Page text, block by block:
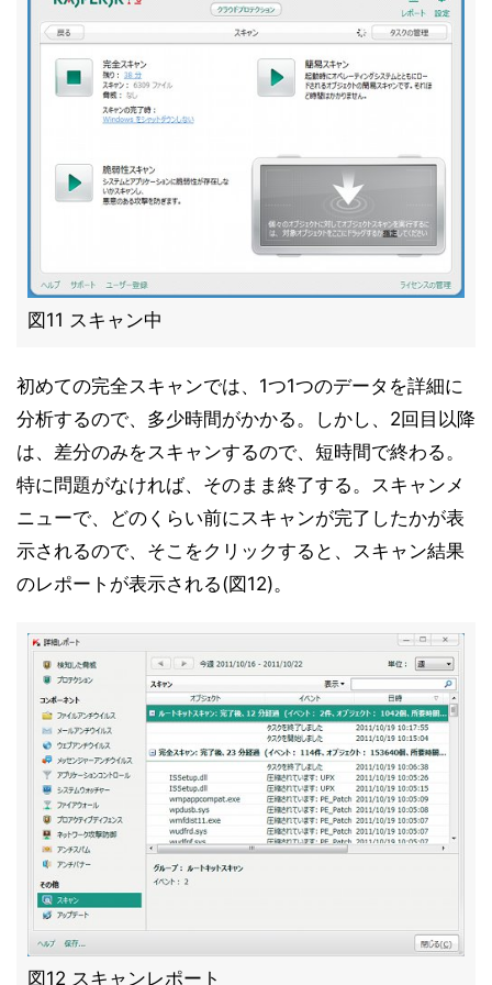
図11 スキャン中
初めての完全スキャンでは、1つ1つのデータを詳細に
分析するので、多少時間がかかる。しかし、2回目以降
は、差分のみをスキャンするので、短時間で終わる。
特に問題がなければ、そのまま終了する。スキャンメ
ニューで、どのくらい前にスキャンが完了したかが表
示されるので、そこをクリックすると、スキャン結果
のレポートが表示される(図12)。
図12 スキャンレポート